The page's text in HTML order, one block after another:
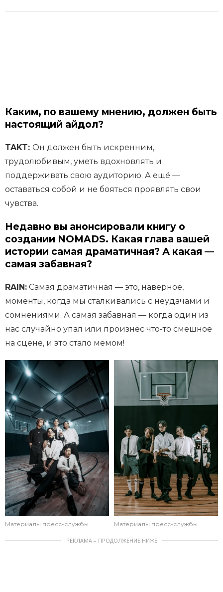
Каким, по вашему мнению, должен быть
настоящий айдол?
TAKT: Он должен быть искренним,
трудолюбивым, уметь вдохновлять и
поддерживать свою аудиторию. А ещё —
оставаться собой и не бояться проявлять свои
чувства.
Недавно вы анонсировали книгу о
создании NOMADS. Какая глава вашей
истории самая драматичная? А какая —
самая забавная?
RAIN: Самая драматичная — это, наверное,
моменты, когда мы сталкивались с неудачами и
сомнениями. А самая забавная — когда один из
нас случайно упал или произнёс что-то смешное
на сцене, и это стало мемом!
Материалы пресс-службы Материалы пресс-службы
РЕКЛАМА – ПРОДОЛЖЕНИЕ НИЖЕ